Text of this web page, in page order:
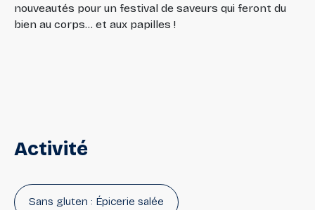
nouveautés pour un festival de saveurs qui feront du
bien au corps... et aux papilles !
Activité
Sans gluten : Épicerie salée